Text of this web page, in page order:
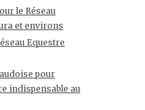
le Réseau
et environs
Equestre
pour
indispensable au